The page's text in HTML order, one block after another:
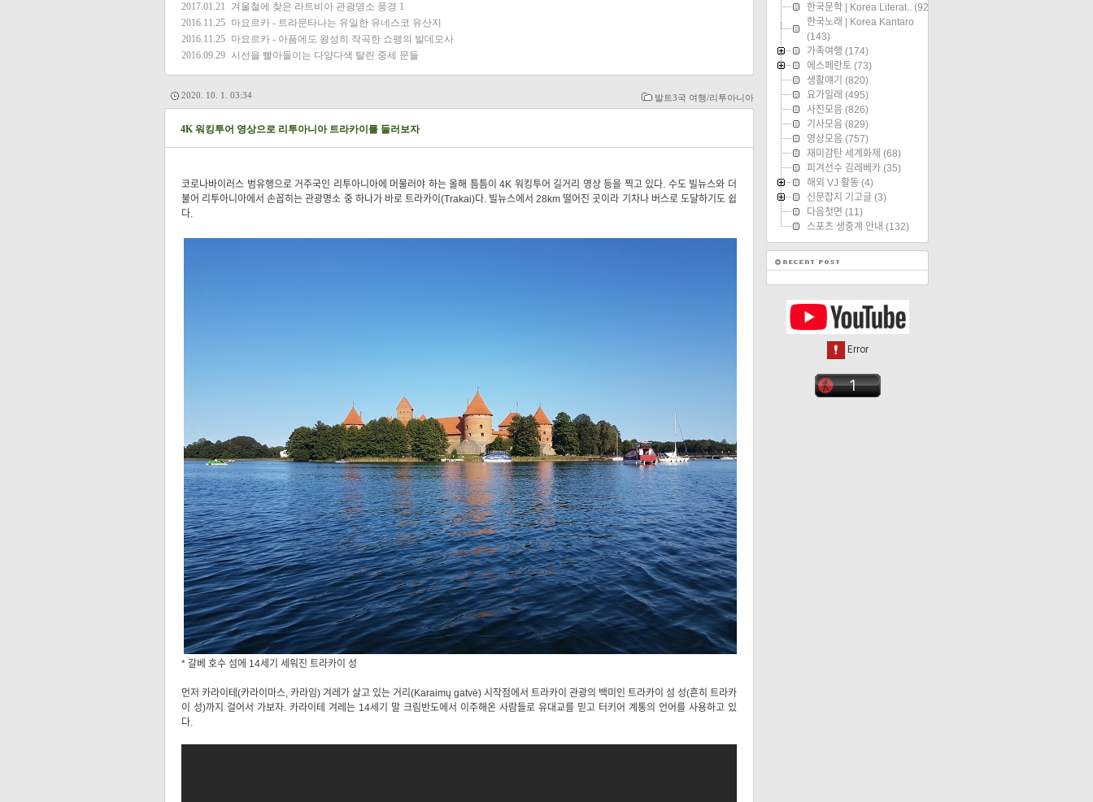
2017.01.21
겨울철에 찾은 라트비아 관광명소 풍경 1
2016.11.25 마요르카 - 트라문타나는 유일한 유네스코 유산지
2016.11.25 마요르카 - 아픔에도 왕성히 작곡한 쇼팽의 발데모사
2016.09.29 시선을 빨아들이는 다양다색 탈린 중세 문들
발트3국 여행/리투아니아
2020. 10. 1. 03:34
4K 워킹투어 영상으로 리투아니아 트라카이를 둘러보자
코로나바이러스 범유행으로 거주국인 리투아니아에 머물러야 하는 올해 틈틈이 4K 워킹투어 길거리 영상 등을 찍고 있다. 수도 빌뉴스와 더
불어 리투아니아에서 손꼽히는 관광명소 중 하나가 바로 트라카이(Trakai)다. 빌뉴스에서 28km 떨어진 곳이라 기차나 버스로 도달하기도 쉽
다.
* 갈베 호수 섬에 14세기 세워진 트라카이 성
먼저 카라이테(카라이마스, 카라임) 겨레가 살고 있는 거리(Karaimų gatvė) 시작점에서 트라카이 관광의 백미인 트라카이 섬 성(흔히 트라카
이 성)까지 걸어서 가보자. 카라이테 겨레는 14세기 말 크림반도에서 이주해온 사람들로 유대교를 믿고 터키어 계통의 언어를 사용하고 있
다.
한국문학 | Korea Literat.. (92)
한국노래 | Korea Kantaro
(143)
가족여행 (174)
에스페란토 (73)
생활얘기 (820)
요가일래 (495)
사진모음 (826)
기사모음 (829)
영상모음 (757)
재미감탄 세계화제 (68)
피겨선수 김레베카 (35)
해외 VJ 활동 (4)
신문잡지 기고글 (3)
다음첫면 (11)
스포츠 생중계 안내 (132)